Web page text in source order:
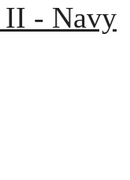
II - Navy